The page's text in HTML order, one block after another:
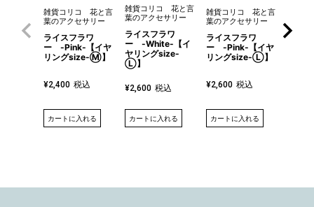
雑貨コリコ 花と言
葉のアクセサリー
ライスフラワ
ー -Pink-【イヤ
リングsize-Ⓜ】
¥2,400 税込
カートに入れる
雑貨コリコ 花と言
葉のアクセサリー
ライスフラワ
ー -White-【イ
ヤリングsize-
Ⓛ】
¥2,600 税込
カートに入れる
雑貨コリコ 花と言
葉のアクセサリー
ライスフラワ
ー -Pink-【イヤ
リングsize-Ⓛ】
¥2,600 税込
カートに入れる
ライ